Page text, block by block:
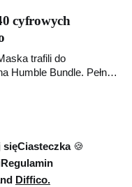
z serii „Gwiezdne
jest już dostępnych
cyfrowych
trafili do
Humble Bundle. Pełny
sięCiasteczka 🍪
Regulamin
Diffico.